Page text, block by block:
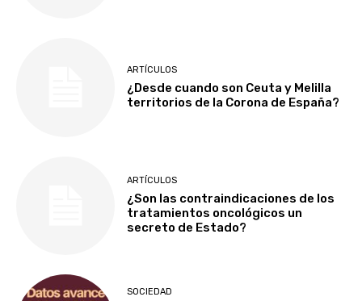
ARTÍCULOS
¿Desde cuando son Ceuta y Melilla
territorios de la Corona de España?
ARTÍCULOS
¿Son las contraindicaciones de los
tratamientos oncológicos un
secreto de Estado?
SOCIEDAD